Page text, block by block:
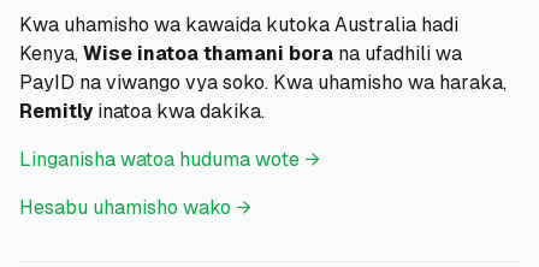
Kwa uhamisho wa kawaida kutoka Australia hadi
Kenya, Wise inatoa thamani bora na ufadhili wa
PayID na viwango vya soko. Kwa uhamisho wa haraka,
Remitlyinatoa kwa dakika.
Linganisha watoa huduma wote →
Hesabu uhamisho wako →